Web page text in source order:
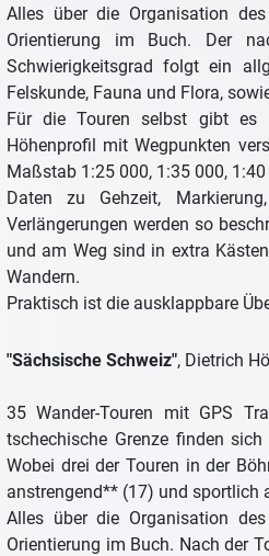
Alles über die Organisation
Orientierung im Buch. Der
Schwierigkeitsgrad folgt ein
Felskunde, Fauna und Flora,
Für die Touren selbst gibt es
Höhenprofil mit Wegpunkten
Maßstab 1:25 000, 1:35 000,
Daten zu Gehzeit,
Verlängerungen werden so
und am Weg sind in extra
Wandern.
Praktisch ist die ausklappbare
"Sächsische Schweiz", Dietrich
35 Wander-Touren mit GPS
tschechische Grenze finden
Wobei drei der Touren in der
anstrengend** (17) und
Alles über die Organisation
Orientierung im Buch. Nach der